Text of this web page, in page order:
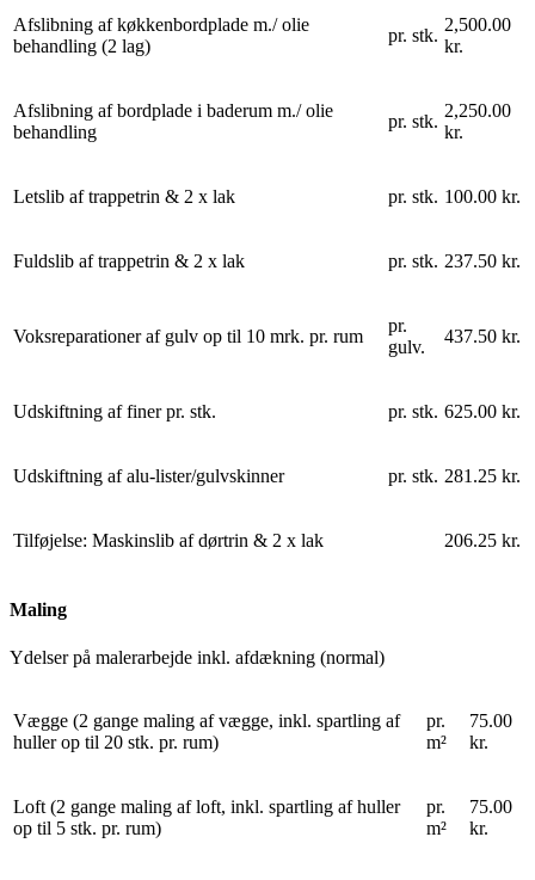
Afslibning af køkkenbordplade m./ olie
behandling (2 lag)
pr. stk.
2,500.00
kr.
Afslibning af bordplade i baderum m./ olie
behandling
pr. stk.
2,250.00
kr.
Letslib af trappetrin & 2 x lak pr. stk. 100.00 kr.
Fuldslib af trappetrin & 2 x lak pr. stk. 237.50 kr.
Voksreparationer af gulv op til 10 mrk. pr. rum
pr.
gulv.
437.50 kr.
Udskiftning af finer pr. stk. pr. stk. 625.00 kr.
Udskiftning af alu-lister/gulvskinner pr. stk. 281.25 kr.
Tilføjelse: Maskinslib af dørtrin & 2 x lak 206.25 kr.
Maling
Ydelser på malerarbejde inkl. afdækning (normal)
Vægge (2 gange maling af vægge, inkl. spartling af
huller op til 20 stk. pr. rum)
pr.
m²
75.00
kr.
Loft (2 gange maling af loft, inkl. spartling af huller
op til 5 stk. pr. rum)
pr.
m²
75.00
kr.